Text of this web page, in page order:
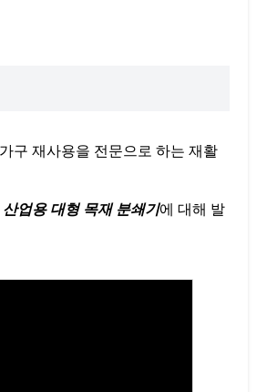
구 재사용을 전문으로 하는 재활
업용 대형 목재 분쇄기에 대해 발